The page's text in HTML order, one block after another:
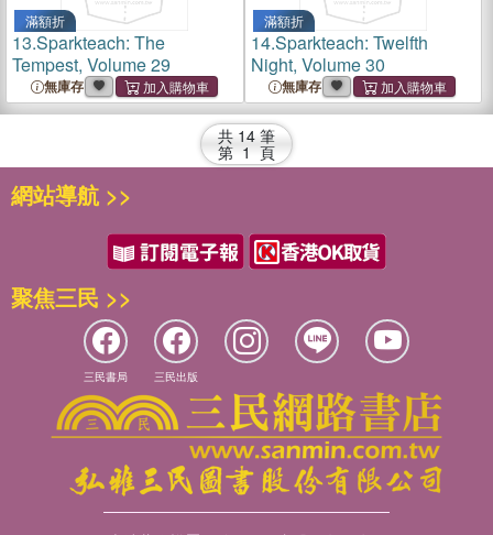
滿額折
13.Sparkteach: The
Tempest, Volume 29
無庫存
滿額折
14.Sparkteach: Twelfth
Night, Volume 30
無庫存
共 14 筆
第 1 頁
網站導航 >>
聚焦三民 >>
三民書局 三民出版